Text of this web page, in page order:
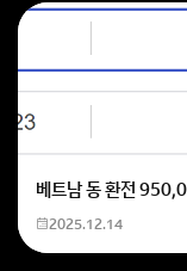
서 나갈려는
서 전에도
들어오지 말
다닐려면 남
게 해야할지
솔직하게 얘
베트남 동 환전
2025.12.14